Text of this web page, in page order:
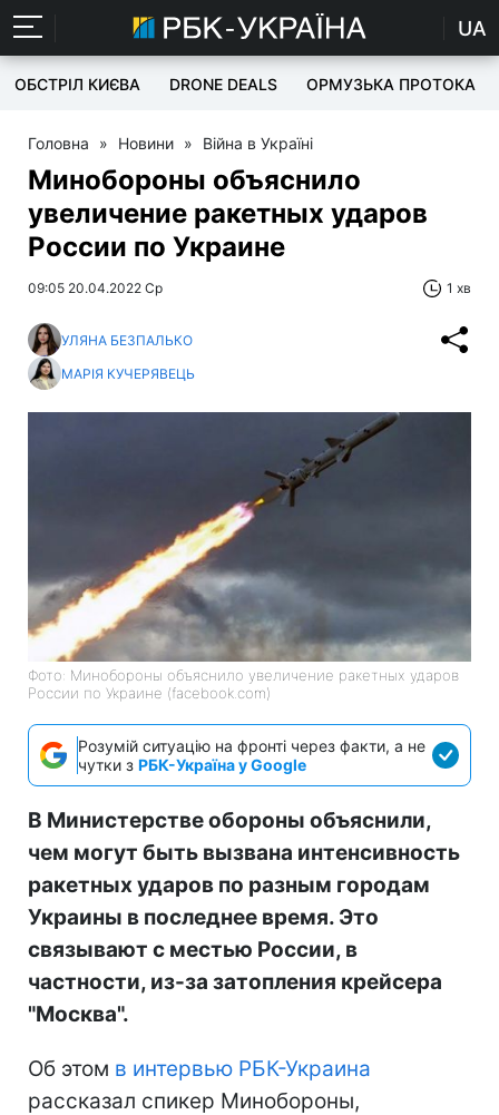
UA
ОБСТРІЛ КИЄВА DRONE DEALS ОРМУЗЬКА ПРОТОКА
Головна » Новини » Війна в Україні
Минобороны объяснило
увеличение ракетных ударов
России по Украине
09:05 20.04.2022 Ср 1 хв
УЛЯНА БЕЗПАЛЬКО
МАРІЯ КУЧЕРЯВЕЦЬ
Фото: Минобороны объяснило увеличение ракетных ударов
России по Украине (facebook.com)
Розумій ситуацію на фронті через факти, а не
чутки з РБК-Україна у Google
В Министерстве обороны объяснили,
чем могут быть вызвана интенсивность
ракетных ударов по разным городам
Украины в последнее время. Это
связывают с местью России, в
частности, из-за затопления крейсера
"Москва".
Об этом в интервью РБК-Украина
рассказал спикер Минобороны,